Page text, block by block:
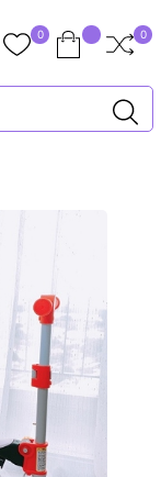
0 0